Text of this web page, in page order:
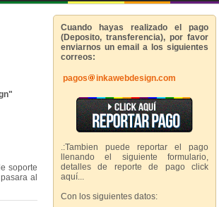
soporte
al
Cuando hayas realizado el pago
(Deposito, transferencia), por favor
enviarnos un email a los siguientes
correos:
 pagos inkawebdesign.com
.:Tambien puede reportar el pago
llenando el siguiente formulario,
detalles de reporte de pago click
aquí...
Con los siguientes datos: